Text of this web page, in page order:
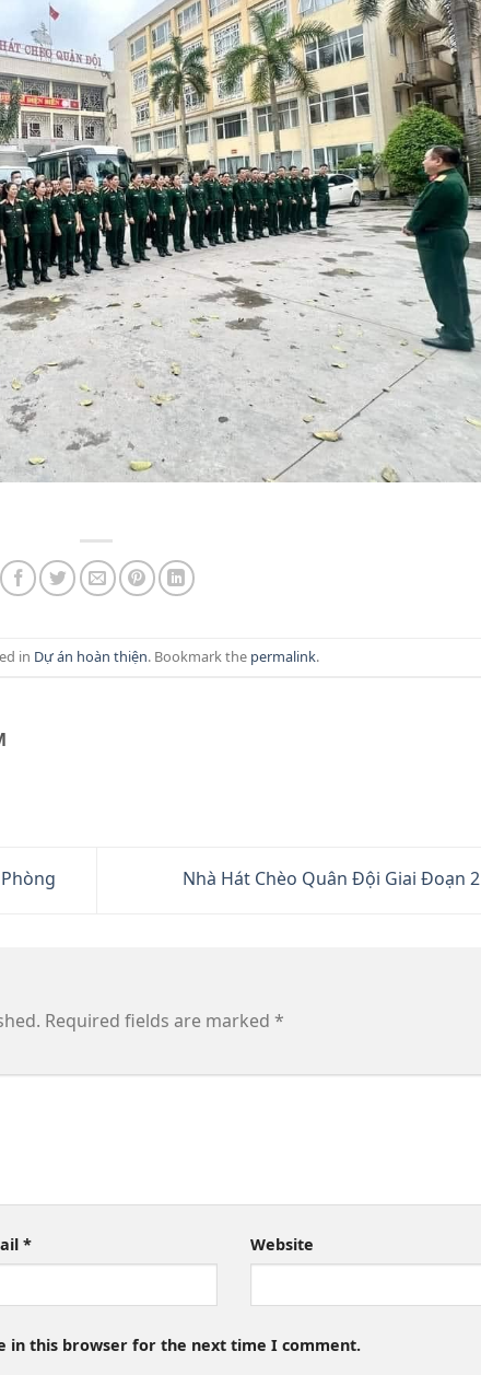
in Dự án hoàn thiện. Bookmark the permalink.
Nhà Hát Chèo Quân Đội Giai Đoạn 2
Required fields are marked *
* Website
in this browser for the next time I comment.